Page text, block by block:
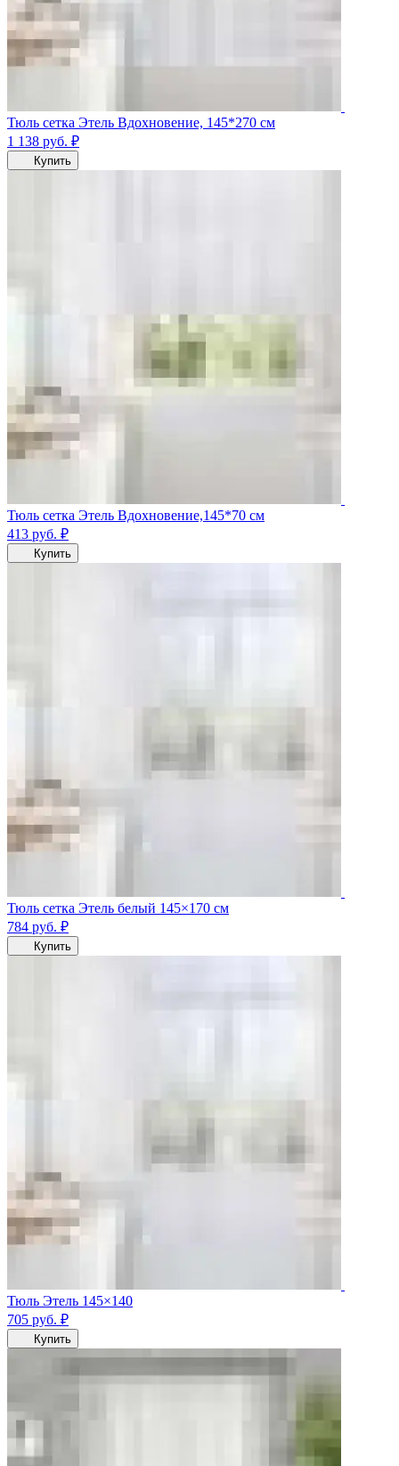
Тюль сетка Этель Вдохновение, 145*270 см
1 138 руб. ₽
Купить
Тюль сетка Этель Вдохновение,145*70 см
413 руб. ₽
Купить
Тюль сетка Этель белый 145×170 см
784 руб. ₽
Купить
Тюль Этель 145×140
705 руб. ₽
Купить